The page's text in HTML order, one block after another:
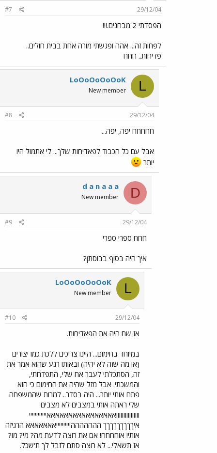
29/12/04
#7
הפסדתי 2 מבחנים.!!!
לפחות זה... אהה ופגשתי מורה אחת בבית חולים..
פדיחות.. חחח
L
LoOoOoOoOoK
New member
29/12/04
#8
חחחחח יפה, יפה...
אבל עם כל הכבוד לפאדיחות שלך... לי אתמול היו
יותר
D
d a n a a a
New member
29/12/04
#9
חחח ספרי ספרי
איך היה בסוף בבוסתן?
L
LoOoOoOoOoK
New member
29/12/04
#10
אז שם היה את הפאדיחות.
במיוחד בחימום... היינו צריכים ללכת כמו יצורים
(או מה שזה לא יהיה) ובאותו רגע שהוא אמר את
זה, הסתכלתי לעבר אח שלי, התפדחתי,
והמשכתי. אבל מזל שהיה את החימום כי הוא
פתח אותי יותר... היה בסדר.. למרות שהמשפחה
שלי ראתה אותי במצבים לא מצבים
וווווווווווווווואאאאאאאאאאאאאאאאיייייייייייי
איךךךךךךךךך הההההההייייייייייאאאאאאא הרגיזה
אותי! אוחחחח! אם את רוצה לדעת מה? מי? מו?
אז תשאלי... לא רוצה סתם לזבל לך ת'שכל.